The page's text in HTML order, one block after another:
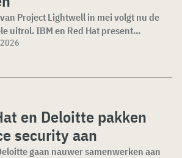
Project Lightwell in mei volgt nu de
uitrol. IBM en Red Hat present...
en Deloitte pakken
security aan
gaan nauwer samenwerken aan